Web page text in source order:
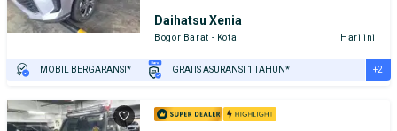
Daihatsu Xenia
Bogor Barat - Kota Hari ini
MOBIL BERGARANSI* GRATIS ASURANSI 1 TAHUN* +2